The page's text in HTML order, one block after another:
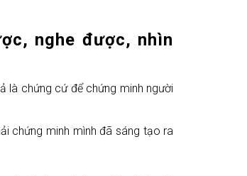
nghe được, nhìn
là chứng cứ để chứng minh người
chứng minh mình đã sáng tạo ra